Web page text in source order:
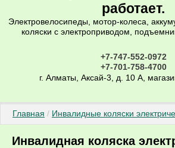
работает.
Электровелосипеды, мотор-колеса,
коляски с электроприводом,
+7-747-552-0972
+7-701-758-4700
г. Алматы, Аксай-3, д. 10 А,
Главная / Инвалидные коляски
Инвалидная коляска